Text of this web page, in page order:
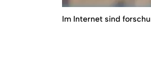
Im Internet sind